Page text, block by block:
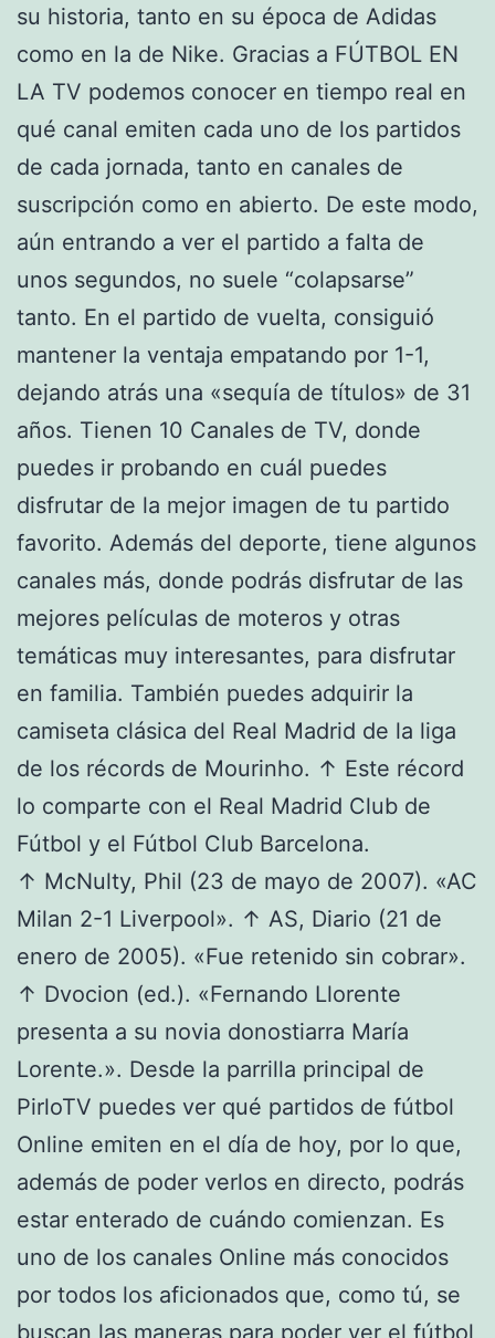
su historia, tanto en su época de Adidas
como en la de Nike. Gracias a FÚTBOL EN
LA TV podemos conocer en tiempo real en
qué canal emiten cada uno de los partidos
de cada jornada, tanto en canales de
suscripción como en abierto. De este modo,
aún entrando a ver el partido a falta de
unos segundos, no suele “colapsarse”
tanto. En el partido de vuelta, consiguió
mantener la ventaja empatando por 1-1,
dejando atrás una «sequía de títulos» de 31
años. Tienen 10 Canales de TV, donde
puedes ir probando en cuál puedes
disfrutar de la mejor imagen de tu partido
favorito. Además del deporte, tiene algunos
canales más, donde podrás disfrutar de las
mejores películas de moteros y otras
temáticas muy interesantes, para disfrutar
en familia. También puedes adquirir la
camiseta clásica del Real Madrid de la liga
de los récords de Mourinho. ↑ Este récord
lo comparte con el Real Madrid Club de
Fútbol y el Fútbol Club Barcelona.
↑ McNulty, Phil (23 de mayo de 2007). «AC
Milan 2-1 Liverpool». ↑ AS, Diario (21 de
enero de 2005). «Fue retenido sin cobrar».
↑ Dvocion (ed.). «Fernando Llorente
presenta a su novia donostiarra María
Lorente.». Desde la parrilla principal de
PirloTV puedes ver qué partidos de fútbol
Online emiten en el día de hoy, por lo que,
además de poder verlos en directo, podrás
estar enterado de cuándo comienzan. Es
uno de los canales Online más conocidos
por todos los aficionados que, como tú, se
buscan las maneras para poder ver el fútbol